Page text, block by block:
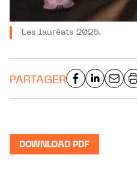
Les lauréats 2026.
PARTAGER
DOWNLOAD PDF